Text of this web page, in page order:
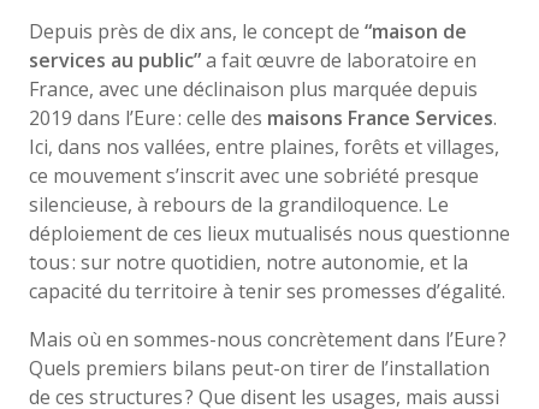
Depuis près de dix ans, le concept de “maison de
services au public”a fait œuvre de laboratoire en
France, avec une déclinaison plus marquée depuis
2019 dans l’Eure : celle des maisons France Services.
Ici, dans nos vallées, entre plaines, forêts et villages,
ce mouvement s’inscrit avec une sobriété presque
silencieuse, à rebours de la grandiloquence. Le
déploiement de ces lieux mutualisés nous questionne
tous : sur notre quotidien, notre autonomie, et la
capacité du territoire à tenir ses promesses d’égalité.
Mais où en sommes-nous concrètement dans l’Eure ?
Quels premiers bilans peut-on tirer de l’installation
de ces structures ? Que disent les usages, mais aussi